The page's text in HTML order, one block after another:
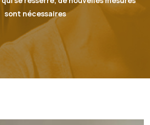
sont nécessaires